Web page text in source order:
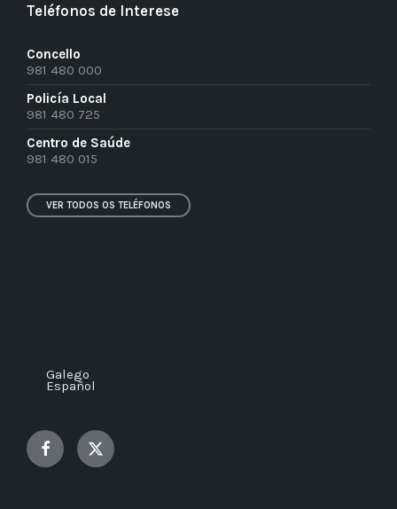
Teléfonos de Interese
Concello
981 480 000
Policía Local
981 480 725
Centro de Saúde
981 480 015
VER TODOS OS TELÉFONOS
Galego
Español
Facebook Twitter